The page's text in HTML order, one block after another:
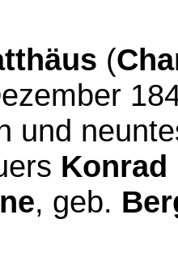
(
und
Konrad
, geb.